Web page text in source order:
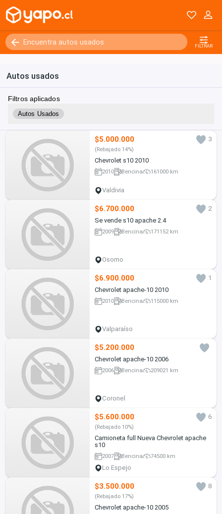
FILTRAR
Autos usados
Filtros aplicados
Autos Usados
$5.000.000 3
(Rebajado 14%)
Chevrolet s10 2010
2010 Bencina 161000 km
Valdivia
$6.700.000
2
Se vende s10 apache 2.4
2009 Bencina 171152 km
Osorno
$6.900.000
1
Chevrolet apache-10 2010
2010 Bencina 115000 km
Valparaíso
$5.200.000
Chevrolet apache-10 2006
2006 Bencina 209021 km
Coronel
$5.600.000 6
(Rebajado 10%)
Camioneta full Nueva Chevrolet apache
s10
2007 Bencina 74500 km
Lo Espejo
$3.500.000 8
(Rebajado 17%)
Chevrolet apache-10 2005